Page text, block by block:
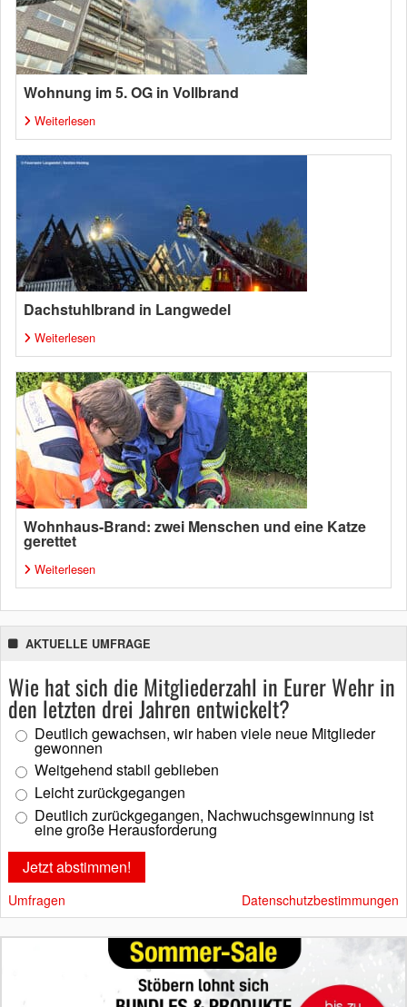
Wohnung im 5. OG in Vollbrand
Weiterlesen
Dachstuhlbrand in Langwedel
Weiterlesen
Wohnhaus-Brand: zwei Menschen und eine Katze
gerettet
Weiterlesen
AKTUELLE UMFRAGE
Wie hat sich die Mitgliederzahl in Eurer Wehr in
den letzten drei Jahren entwickelt?
Deutlich gewachsen, wir haben viele neue Mitglieder
gewonnen
Weitgehend stabil geblieben
Leicht zurückgegangen
Deutlich zurückgegangen, Nachwuchsgewinnung ist
eine große Herausforderung
Umfragen Datenschutzbestimmungen